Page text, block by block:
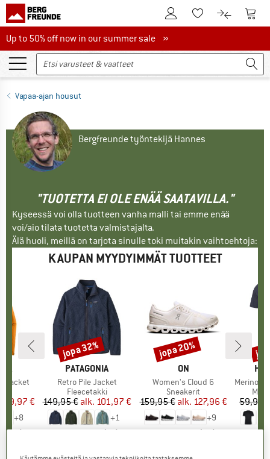
Tästä asiakastililleTästä toivelistalle.
Tästä
Up to 50% off now in our summer sale
Up to 50% off now in our summer sale »
Vapaa-ajan housut
Bergfreunde työntekijä Hannes
"TUOTETTA EI OLE ENÄÄ SAATAVILLA."
Kyseessä voi olla tuotteen vanha malli tai emme enää
voi/aio tilata tuotetta valmistajalta.
Älä huoli, meillä on tarjota sinulle toki muitakin vaihtoehtoja:
KAUPAN MYYDYIMMÄT TUOTTEET
Jacket
hinta
139,97 €
+8
(79 )
MERKKI
PATAGONIA
Tuote
Retro Pile Jacket
Tuoteryhmä
Fleecetakki
Hinta
149,95 € Alennettu hinta
alk. 101,97 €
+1
( )
Alennus
jopa 32%
MERKKI
ON
Tuote
Women's Cloud 6
Tuoteryhmä
Sneakerit
Hinta
159,95 € Alennettu hinta
alk. 127,96 €
+9
( )
Alennus
jopa 20%
Tuote
MerinoMix150
59,95 €